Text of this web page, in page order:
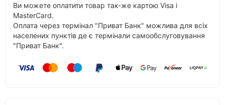
Ви можете оплатити товар так-же картою Visa і
MasterCard.
Оплата через термінал "Приват Банк" можлива для всіх
населених пунктів де є термінали самообслуговування
"Приват Банк".